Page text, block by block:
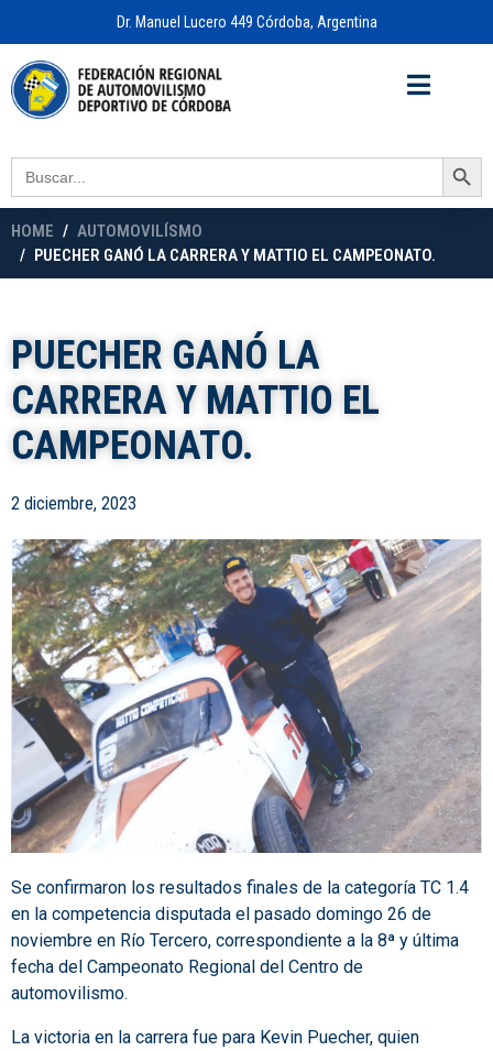
Dr. Manuel Lucero 449 Córdoba, Argentina
Search
for:
Search Button
HOME
AUTOMOVILÍSMO
PUECHER GANÓ LA CARRERA Y MATTIO EL CAMPEONATO.
PUECHER GANÓ LA
CARRERA Y MATTIO EL
CAMPEONATO.
2 diciembre, 2023
Se confirmaron los resultados finales de la categoría TC 1.4
en la competencia disputada el pasado domingo 26 de
noviembre en Río Tercero, correspondiente a la 8ª y última
fecha del Campeonato Regional del Centro de
automovilismo.
La victoria en la carrera fue para Kevin Puecher, quien